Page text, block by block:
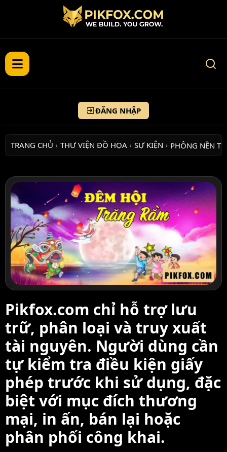
ĐĂNG NHẬP
TRANG CHỦ › THƯ VIỆN ĐỒ HỌA › SỰ KIỆN › PHÔNG NỀN
Pikfox.com chỉ hỗ trợ lưu
trữ, phân loại và truy xuất
tài nguyên. Người dùng cần
tự kiểm tra điều kiện giấy
phép trước khi sử dụng, đặc
biệt với mục đích thương
mại, in ấn, bán lại hoặc
phân phối công khai.